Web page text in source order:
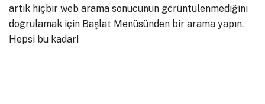
artık hiçbir web arama sonucunun görüntülenmediğini
doğrulamak için Başlat Menüsünden bir arama yapın.
Hepsi bu kadar!